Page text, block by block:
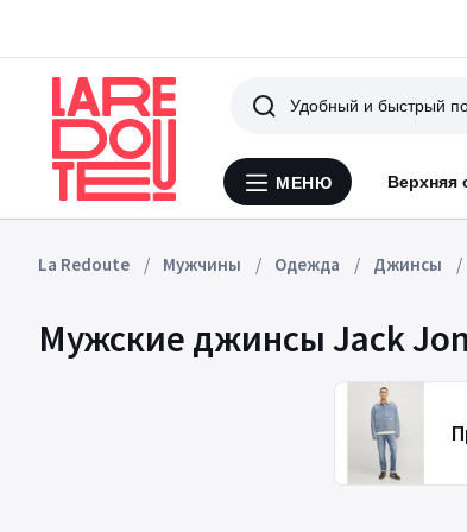
Меню
МЕНЮ Верхняя
Поиск
La Redoute Мужчины Одежда Джинсы
Мужские джинсы Jack